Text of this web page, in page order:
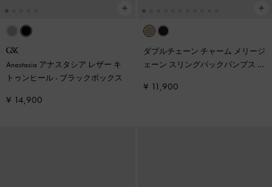
Anastasia アナスタシア レザー キ
トゥンヒール- ブラックボックス
¥ 14,900
ダブルチェーン チャーム メリージ
ェーン スリングバックパンプス -
¥ 11,900